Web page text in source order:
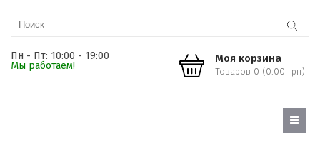
Пн - Пт: 10:00 - 19:00
Мы работаем!
Моя корзина
Товаров 0 (0.00 грн)